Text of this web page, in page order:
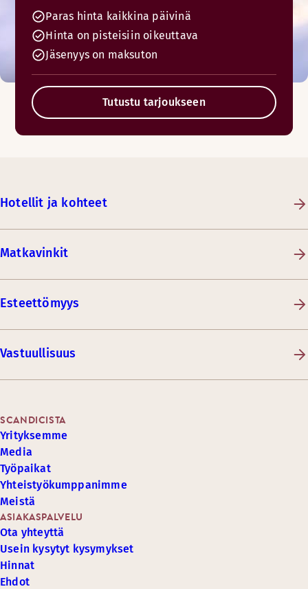
Paras hinta kaikkina päivinä
Hinta on pisteisiin oikeuttava
Jäsenyys on maksuton
Tutustu tarjoukseen
Hotellit ja kohteet
Matkavinkit
Esteettömyys
Vastuullisuus
ASIAKASPALVELU
Ota yhteyttä
Usein kysytyt kysymykset
Hinnat
Ehdot
SCANDICISTA
Yrityksemme
Media
Työpaikat
Yhteistyökumppanimme
Meistä